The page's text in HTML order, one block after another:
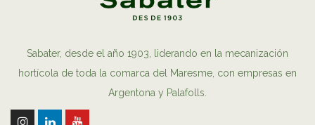
Sabater, desde el año 1903, liderando en la mecanización
hortícola de toda la comarca del Maresme, con empresas en
Argentona y Palafolls.